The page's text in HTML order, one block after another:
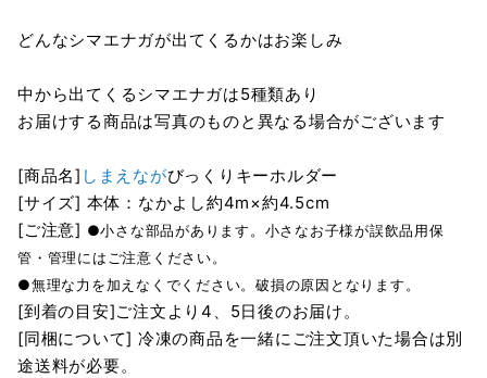
どんなシマエナガが出てくるかはお楽しみ
中から出てくるシマエナガは5種類あり
お届けする商品は写真のものと異なる場合がございます
[商品名] しまえながびっくりキーホルダー
[サイズ] 本体：なかよし約4m×約4.5cm
[ご注意] ●小さな部品があります。小さなお子様が誤飲品用保
管・管理にはご注意ください。
●無理な力を加えなくでください。破損の原因となります。
[到着の目安]ご注文より4、5日後のお届け。
[同梱について] 冷凍の商品を一緒にご注文頂いた場合は別
途送料が必要。